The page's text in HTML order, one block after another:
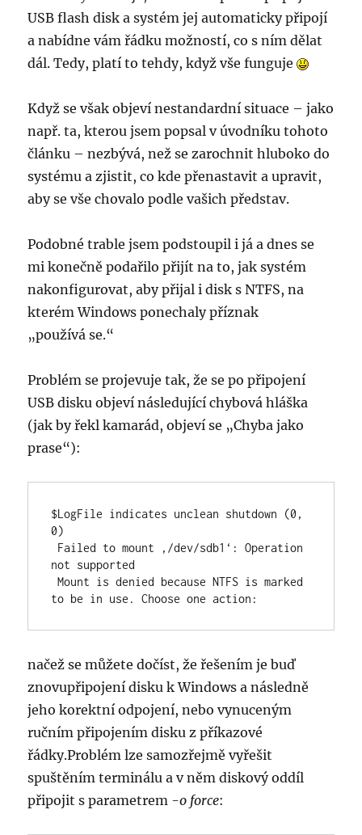
USB flash disk a systém jej automaticky připojí
a nabídne vám řádku možností, co s ním dělat
dál. Tedy, platí to tehdy, když vše funguje
Když se však objeví nestandardní situace – jako
např. ta, kterou jsem popsal v úvodníku tohoto
článku – nezbývá, než se zarochnit hluboko do
systému a zjistit, co kde přenastavit a upravit,
aby se vše chovalo podle vašich představ.
Podobné trable jsem podstoupil i já a dnes se
mi konečně podařilo přijít na to, jak systém
nakonfigurovat, aby přijal i disk s NTFS, na
kterém Windows ponechaly příznak
„používá se.“
Problém se projevuje tak, že se po připojení
USB disku objeví následující chybová hláška
(jak by řekl kamarád, objeví se „Chyba jako
prase“):
$LogFile indicates unclean shutdown (0,
0)
not supported
Mount is denied because NTFS is marked
to be in use. Choose one action:
načež se můžete dočíst, že řešením je buď
znovupřipojení disku k Windows a následně
jeho korektní odpojení, nebo vynuceným
ručním připojením disku z příkazové
řádky.Problém lze samozřejmě vyřešit
spuštěním terminálu a v něm diskový oddíl
připojit s parametrem -o force: